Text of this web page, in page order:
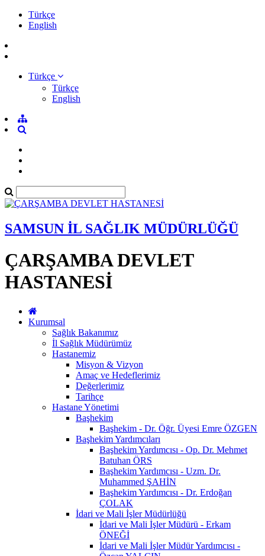
Türkçe
English
Türkçe
Türkçe
English
SAMSUN İL SAĞLIK MÜDÜRLÜĞÜ
ÇARŞAMBA DEVLET
HASTANESİ
Kurumsal
Sağlık Bakanımız
İl Sağlık Müdürümüz
Hastanemiz
Misyon & Vizyon
Amaç ve Hedeflerimiz
Değerlerimiz
Tarihçe
Hastane Yönetimi
Başhekim
Başhekim - Dr. Öğr. Üyesi Emre ÖZGEN
Başhekim Yardımcıları
Başhekim Yardımcısı - Op. Dr. Mehmet
Batuhan ÖRS
Başhekim Yardımcısı - Uzm. Dr.
Muhammed ŞAHİN
Başhekim Yardımcısı - Dr. Erdoğan
ÇOLAK
İdari ve Mali İşler Müdürlüğü
İdari ve Mali İşler Müdürü - Erkam
ÖNEĞİ
İdari ve Mali İşler Müdür Yardımcısı -